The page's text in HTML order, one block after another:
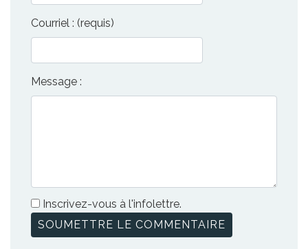
Courriel : (requis)
Message :
Inscrivez-vous à l'infolettre.